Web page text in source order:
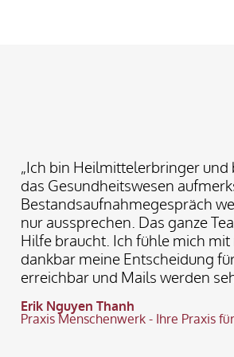
„Ich bin Heilmittelerbringer
das Gesundheitswesen
Bestandsaufnahmegespräch
nur aussprechen. Das ganze
Hilfe braucht. Ich fühle mich
dankbar meine Entscheidung
erreichbar und Mails werden
Erik Nguyen Thanh
Praxis Menschenwerk - Ihre Praxis